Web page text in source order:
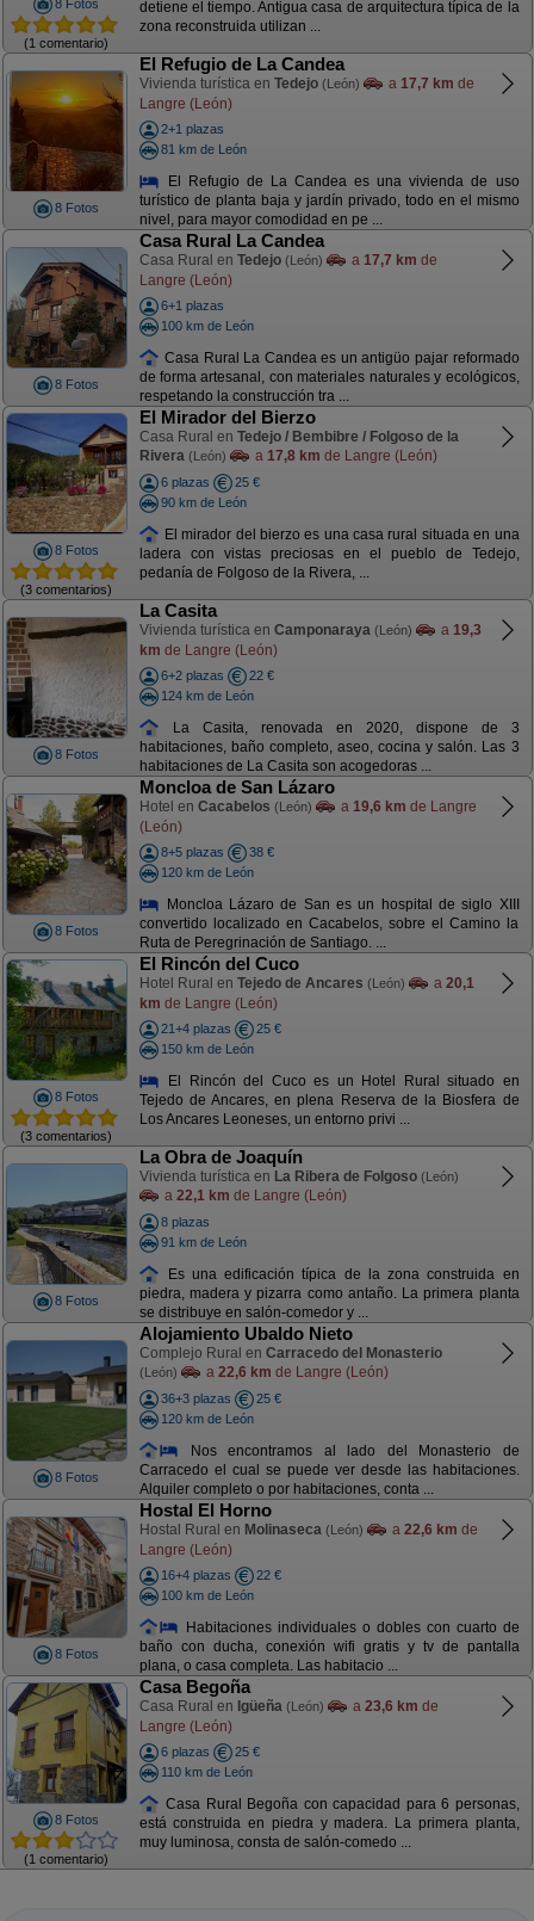
8 Fotos
(1 comentario)
detiene el tiempo. Antigua casa de arquitectura típica de la
zona reconstruida utilizan ...
8 Fotos
El Refugio de La Candea
Vivienda turística en Tedejo (León) a 17,7 km de
Langre (León)
2+1 plazas
81 km de León
El Refugio de La Candea es una vivienda de uso
turístico de planta baja y jardín privado, todo en el mismo
nivel, para mayor comodidad en pe ...
8 Fotos
Casa Rural La Candea
Casa Rural en Tedejo (León) a 17,7 km de
Langre (León)
6+1 plazas
100 km de León
Casa Rural La Candea es un antigüo pajar reformado
de forma artesanal, con materiales naturales y ecológicos,
respetando la construcción tra ...
8 Fotos
(3 comentarios)
El Mirador del Bierzo
Casa Rural en Tedejo / Bembibre / Folgoso de la
Rivera (León) a 17,8 km de Langre (León)
6 plazas
25 €
90 km de León
El mirador del bierzo es una casa rural situada en una
ladera con vistas preciosas en el pueblo de Tedejo,
pedanía de Folgoso de la Rivera, ...
8 Fotos
La Casita
Vivienda turística en Camponaraya (León) a 19,3
km de Langre (León)
6+2 plazas
22 €
124 km de León
La Casita, renovada en 2020, dispone de 3
habitaciones, baño completo, aseo, cocina y salón. Las 3
habitaciones de La Casita son acogedoras ...
8 Fotos
Moncloa de San Lázaro
Hotel en Cacabelos (León) a 19,6 km de Langre
(León)
8+5 plazas
38 €
120 km de León
Moncloa Lázaro de San es un hospital de siglo XIII
convertido localizado en Cacabelos, sobre el Camino la
Ruta de Peregrinación de Santiago. ...
8 Fotos
(3 comentarios)
El Rincón del Cuco
Hotel Rural en Tejedo de Ancares (León) a 20,1
km de Langre (León)
21+4 plazas
25 €
150 km de León
El Rincón del Cuco es un Hotel Rural situado en
Tejedo de Ancares, en plena Reserva de la Biosfera de
Los Ancares Leoneses, un entorno privi ...
8 Fotos
La Obra de Joaquín
Vivienda turística en La Ribera de Folgoso (León)
a 22,1 km de Langre (León)
8 plazas
91 km de León
Es una edificación típica de la zona construida en
piedra, madera y pizarra como antaño. La primera planta
se distribuye en salón-comedor y ...
8 Fotos
Alojamiento Ubaldo Nieto
Complejo Rural en Carracedo del Monasterio
(León) a 22,6 km de Langre (León)
36+3 plazas
25 €
120 km de León
Nos encontramos al lado del Monasterio de
Carracedo el cual se puede ver desde las habitaciones.
Alquiler completo o por habitaciones, conta ...
8 Fotos
Hostal El Horno
Hostal Rural en Molinaseca (León) a 22,6 km de
Langre (León)
16+4 plazas
22 €
100 km de León
Habitaciones individuales o dobles con cuarto de
baño con ducha, conexión wifi gratis y tv de pantalla
plana, o casa completa. Las habitacio ...
8 Fotos
(1 comentario)
Casa Begoña
Casa Rural en Igüeña (León) a 23,6 km de
Langre (León)
6 plazas
25 €
110 km de León
Casa Rural Begoña con capacidad para 6 personas,
está construida en piedra y madera. La primera planta,
muy luminosa, consta de salón-comedo ...